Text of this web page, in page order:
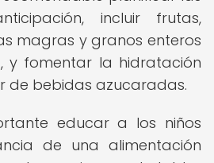
incluir frutas,
magras y granos enteros
y fomentar la hidratación
de bebidas azucaradas.
educar a los niños
de una alimentación